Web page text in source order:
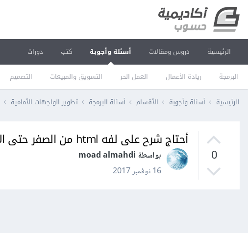
الرئيسية دروس ومقالات أسئلة وأجوبة
البرمجة ريادة الأعمال العمل الحر التسويق والمبيعات التصميم
كتب دورات
الرئيسية أسئلة وأجوبة الأقسام أسئلة البرمجة تطوير الواجهات الأمامية
0
أحتاج شرح على لفه html من الصفر حتى الاحتراف؟
بواسطة moad almahdi
16 نوفمبر 2017